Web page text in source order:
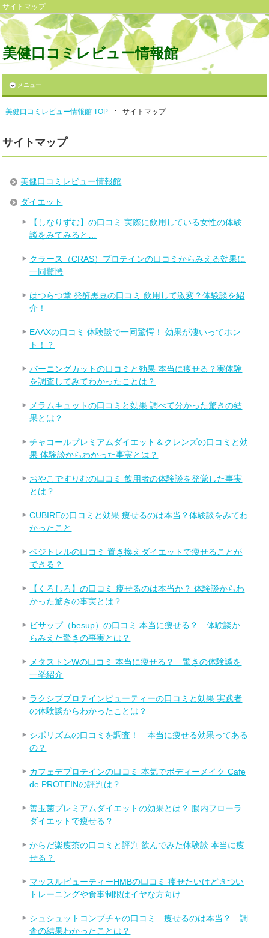
サイトマップ
美健口コミレビュー情報館
メニュー
美健口コミレビュー情報館 TOP サイトマップ
サイトマップ
美健口コミレビュー情報館
ダイエット
【しなりずむ】の口コミ 実際に飲用している女性の体験
談をみてみると…
クラース（CRAS）プロテインの口コミからみえる効果に
一同驚愕
はつらつ堂 発酵黒豆の口コミ 飲用して激変？体験談を紹
介！
EAAXの口コミ 体験談で一同驚愕！ 効果が凄いってホン
ト！？
バーニングカットの口コミと効果 本当に痩せる？実体験
を調査してみてわかったことは？
メラムキュットの口コミと効果 調べて分かった驚きの結
果とは？
チャコールプレミアムダイエット＆クレンズの口コミと効
果 体験談からわかった事実とは？
おやこですりむの口コミ 飲用者の体験談を発覚した事実
とは？
CUBIREの口コミと効果 痩せるのは本当？体験談をみてわ
かったこと
ベジトレルの口コミ 置き換えダイエットで痩せることが
できる？
【くろしろ】の口コミ 痩せるのは本当か？ 体験談からわ
かった驚きの事実とは？
ビサップ（besup）の口コミ 本当に痩せる？ 体験談か
らみえた驚きの事実とは？
メタストンWの口コミ 本当に痩せる？ 驚きの体験談を
一挙紹介
ラクシブプロテインビューティーの口コミと効果 実践者
の体験談からわかったことは？
シボリズムの口コミを調査！ 本当に痩せる効果ってある
の？
カフェデプロテインの口コミ 本気でボディーメイク Cafe
de PROTEINの評判は？
善玉菌プレミアムダイエットの効果とは？ 腸内フローラ
ダイエットで痩せる？
からだ楽痩茶の口コミと評判 飲んでみた体験談 本当に痩
せる？
マッスルビューティーHMBの口コミ 痩せたいけどきつい
トレーニングや食事制限はイヤな方向け
シュシュットコンブチャの口コミ 痩せるのは本当？ 調
査の結果わかったことは？